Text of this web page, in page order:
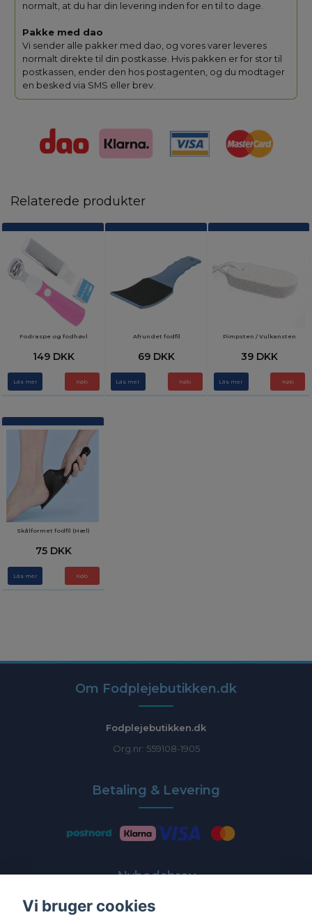
normalt, at du har din levering inden for en til to dage.
Pakke med dao
Vi sender alle pakker med dao, og vores varer leveres
normalt direkte til din postkasse. Hvis pakken er for stor til
postkassen, ender den hos postagenten, og du modtager
en besked via SMS eller brev.
Relaterede produkter
Fodraspe og fodhøvl
149 DKK
Läs mer
Afrundet fodfil
69 DKK
Läs mer
Pimpsten / Vulkansten
39 DKK
Läs mer
Skålformet fodfil (Hæl)
75 DKK
Läs mer
Om Fodplejebutikken.dk
Fodplejebutikken.dk
Org.nr: 559108-1905
Betaling & Levering
Nyhedsbrev
Få de nyeste tilbud og nyheder direkte i din indbakke
Vi bruger cookies